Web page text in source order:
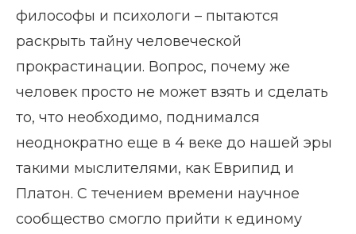
философы и психологи – пытаются
раскрыть тайну человеческой
прокрастинации. Вопрос, почему же
человек просто не может взять и сделать
то, что необходимо, поднимался
неоднократно еще в 4 веке до нашей эры
такими мыслителями, как Еврипид и
Платон. С течением времени научное
сообщество смогло прийти к единому